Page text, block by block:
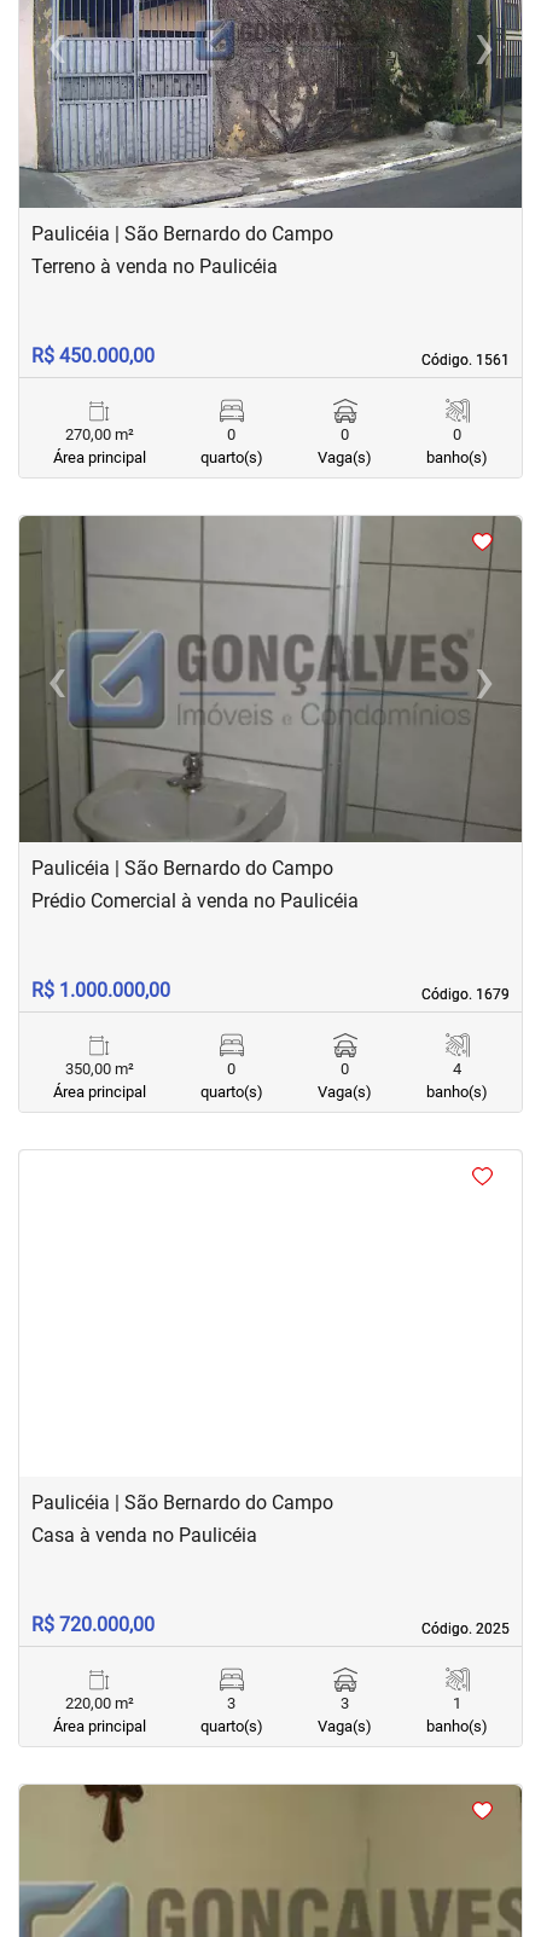
‹Previous ›Next
Paulicéia | São Bernardo do Campo
Código. 1561
Código. 1561
Terreno à venda no Paulicéia
R$ 450.000,00
270,00 m²
Área principal
0
quarto(s)
0
Vaga(s)
0
banho(s)
<
‹Previous ›Next
Paulicéia | São Bernardo do Campo
Código. 1679
Código. 1679
Prédio Comercial à venda no Paulicéia
R$ 1.000.000,00
350,00 m²
Área principal
0
quarto(s)
0
Vaga(s)
4
banho(s)
Paulicéia | São Bernardo do Campo
Código. 2025
Código. 2025
Casa à venda no Paulicéia
R$ 720.000,00
220,00 m²
Área principal
3
quarto(s)
3
Vaga(s)
1
banho(s)
<